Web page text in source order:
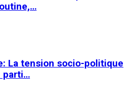
La tension socio-politique
parti…